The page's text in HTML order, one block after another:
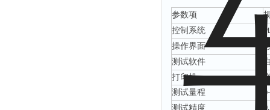
参数项
控制系统
操作界面
测试软件
打印机
测试量程
测试精度